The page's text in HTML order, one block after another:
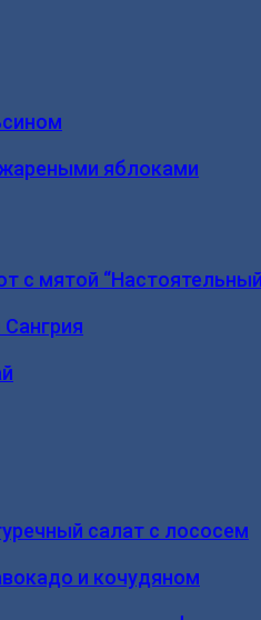
яблоками
с мятой
салат с лососем
и кочудяном